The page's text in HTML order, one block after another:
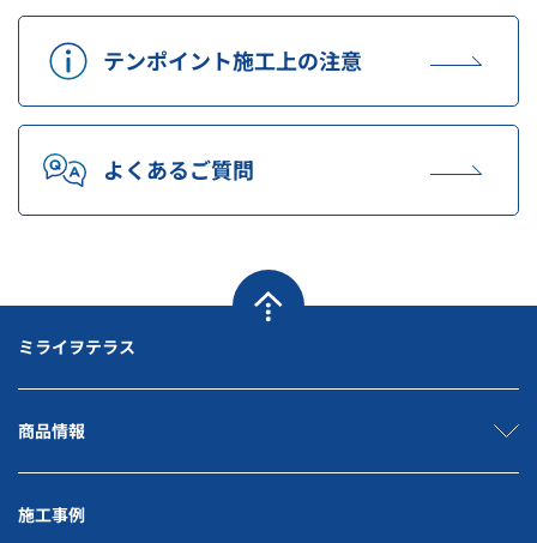
テンポイント施工上の注意
よくあるご質問
ミライヲテラス
商品情報
施工事例